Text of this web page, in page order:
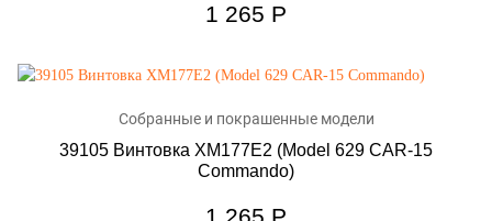
1 265 Р
Собранные и покрашенные модели
39105 Винтовка XM177E2 (Model 629 CAR-15
Commando)
1 265 Р